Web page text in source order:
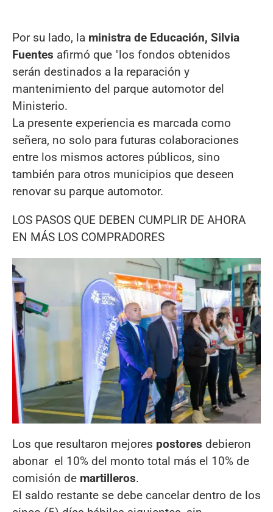
Por su lado, la ministra de Educación, Silvia
Fuentes afirmó que "los fondos obtenidos
serán destinados a la reparación y
mantenimiento del parque automotor del
Ministerio.
La presente experiencia es marcada como
señera, no solo para futuras colaboraciones
entre los mismos actores públicos, sino
también para otros municipios que deseen
renovar su parque automotor.
LOS PASOS QUE DEBEN CUMPLIR DE AHORA
EN MÁS LOS COMPRADORES
Los que resultaron mejores postores debieron
abonar el 10% del monto total más el 10% de
comisión de martilleros.
El saldo restante se debe cancelar dentro de los